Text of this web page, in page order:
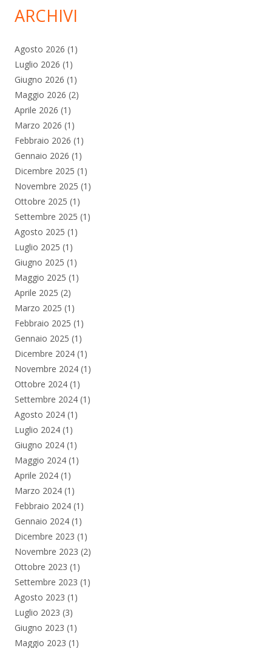
ARCHIVI
Agosto 2026 (1)
Luglio 2026 (1)
Giugno 2026 (1)
Maggio 2026 (2)
Aprile 2026 (1)
Marzo 2026 (1)
Febbraio 2026 (1)
Gennaio 2026 (1)
Dicembre 2025 (1)
Novembre 2025 (1)
Ottobre 2025 (1)
Settembre 2025 (1)
Agosto 2025 (1)
Luglio 2025 (1)
Giugno 2025 (1)
Maggio 2025 (1)
Aprile 2025 (2)
Marzo 2025 (1)
Febbraio 2025 (1)
Gennaio 2025 (1)
Dicembre 2024 (1)
Novembre 2024 (1)
Ottobre 2024 (1)
Settembre 2024 (1)
Agosto 2024 (1)
Luglio 2024 (1)
Giugno 2024 (1)
Maggio 2024 (1)
Aprile 2024 (1)
Marzo 2024 (1)
Febbraio 2024 (1)
Gennaio 2024 (1)
Dicembre 2023 (1)
Novembre 2023 (2)
Ottobre 2023 (1)
Settembre 2023 (1)
Agosto 2023 (1)
Luglio 2023 (3)
Giugno 2023 (1)
Maggio 2023 (1)